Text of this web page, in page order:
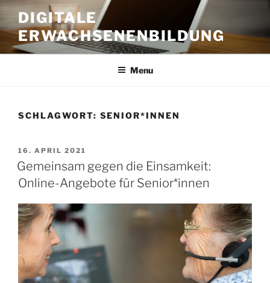
Skip
content
DIGITALE
ERWACHSENENBILDUNG
Menu
SCHLAGWORT: SENIOR*INNEN
POSTED
ON
16. APRIL 2021
Gemeinsam gegen die Einsamkeit:
Online-Angebote für Senior*innen